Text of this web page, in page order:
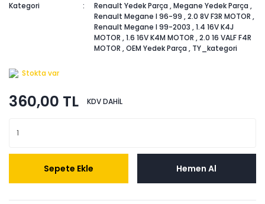
Kategori
Renault Yedek Parça ,Megane Yedek Parça ,
Renault Megane I 96-99 ,2.0 8V F3R MOTOR ,
Renault Megane I 99-2003 ,1.4 16V K4J
MOTOR ,1.6 16V K4M MOTOR ,2.0 16 VALF F4R
MOTOR ,OEM Yedek Parça , TY_kategori
Stokta var
360,00 TL KDV DAHİL
Sepete Ekle Hemen Al